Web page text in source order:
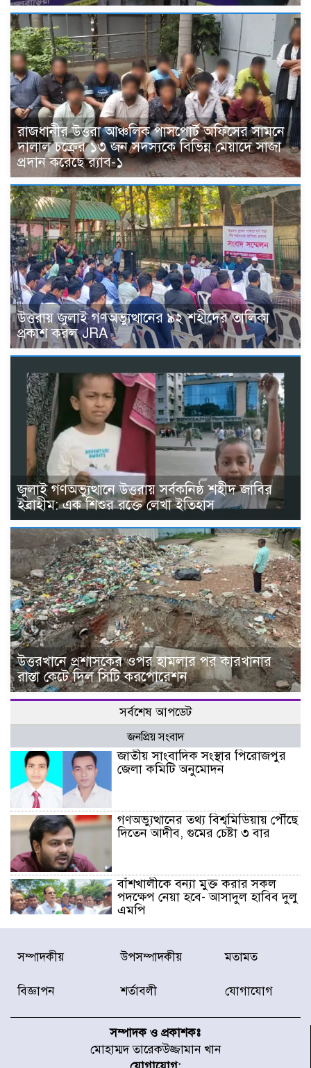
রাজধানীর উত্তরা আঞ্চলিক পাসপোর্ট অফিসের সামনে
দালাল চক্রের ১৩ জন সদস্যকে বিভিন্ন মেয়াদে সাজা
প্রদান করেছে র‌্যাব-১
উত্তরায় জুলাই গণঅভ্যুত্থানের ৯২ শহীদের তালিকা
প্রকাশ করল JRA
জুলাই গণঅভ্যুত্থানে উত্তরায় সর্বকনিষ্ঠ শহীদ জাবির
ইব্রাহীম: এক শিশুর রক্তে লেখা ইতিহাস
উত্তরখানে প্রশাসকের ওপর হামলার পর কারখানার
রাস্তা কেটে দিল সিটি করপোরেশন
সর্বশেষ আপডেট
জনপ্রিয় সংবাদ
জাতীয় সাংবাদিক সংস্থার পিরোজপুর
জেলা কমিটি অনুমোদন
গণঅভ্যুত্থানের তথ্য বিশ্বমিডিয়ায় পৌঁছে
দিতেন আদীব, গুমের চেষ্টা ৩ বার
বাঁশখালীকে বন্যা মুক্ত করার সকল
পদক্ষেপ নেয়া হবে- আসাদুল হাবিব দুলু
এমপি
বিদ্যুৎ-জ্বালানি খাতে অস্থিরতা তৈরির
চেষ্টা করছে একটি চক্র : প্রধানমন্ত্রী
৫ আহত, চীনে বন্দর বন্ধ
সম্পাদকীয় উপসম্পাদকীয় মতামত
বিজ্ঞাপন শর্তাবলী যোগাযোগ
সম্পাদক ও প্রকাশকঃ
মোহাম্মদ তারেকউজ্জামান খান